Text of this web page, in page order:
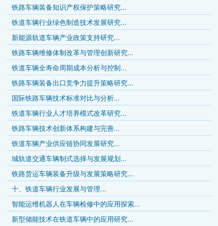
铁路车辆装备知识产权保护策略研究...
铁道车辆行业绿色制造技术发展研究...
新能源轨道车辆产业政策支持研究...
铁路车辆维修体制改革与管理创新研究...
铁道车辆全寿命周期成本分析与控制...
铁路车辆装备出口竞争力提升策略研究...
国际铁路车辆技术标准对比与分析...
铁道车辆行业人才培养模式改革研究...
铁路车辆技术创新体系构建与完善...
铁道车辆产业供应链协同发展研究...
城轨道交通车辆制式选择与发展规划...
铁路货运车辆装备升级与发展策略研究...
十、铁道车辆行业发展与管理...
智能运维机器人在车辆检修中的应用探索...
新型储能技术在铁道车辆中的应用研究...